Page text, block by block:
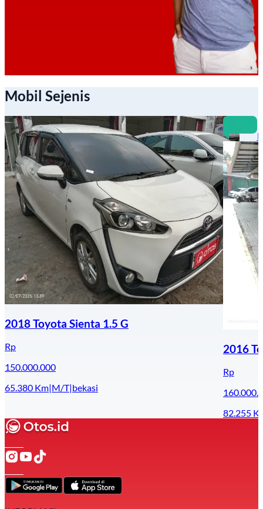
Mobil Sejenis
2018 Toyota Sienta 1.5 G
Rp
150.000.000
65.380 Km|M/T|bekasi
2016
Rp
82.255